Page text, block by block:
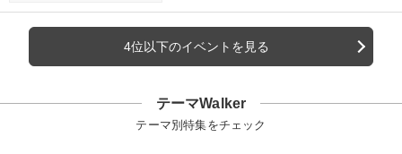
4位以下のイベントを見る
テーマWalker
テーマ別特集をチェック